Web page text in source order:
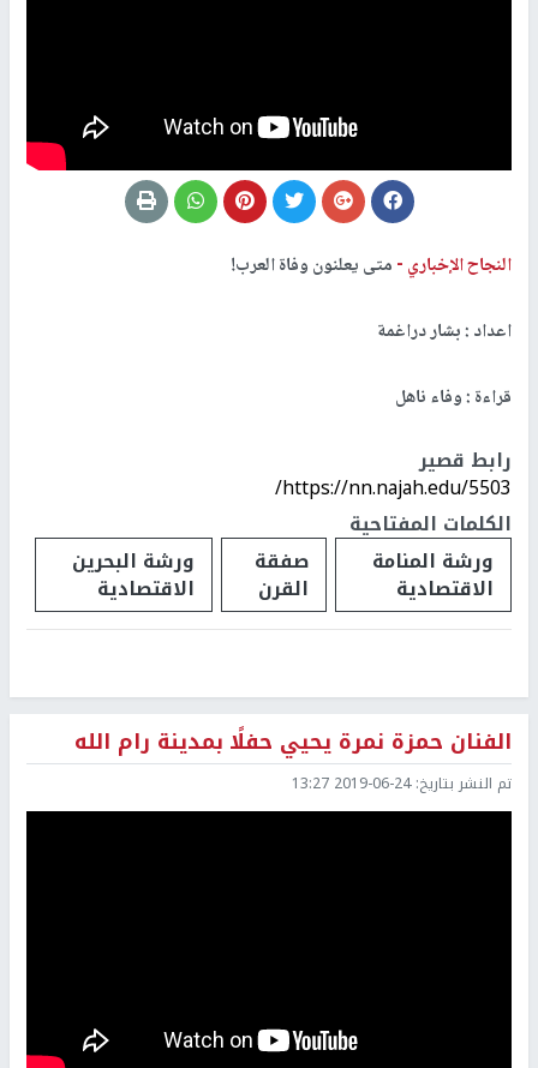
النجاح الإخباري -متى يعلنون وفاة العرب!
اعداد : بشار دراغمة
قراءة : وفاء ناهل
رابط قصير
https://nn.najah.edu/5503/
الكلمات المفتاحية
ورشة المنامة
الاقتصادية
صفقة
القرن
ورشة البحرين
الاقتصادية
الفنان حمزة نمرة يحيي حفلًا بمدينة رام الله
تم النشر بتاريخ:2019-06-24 13:27